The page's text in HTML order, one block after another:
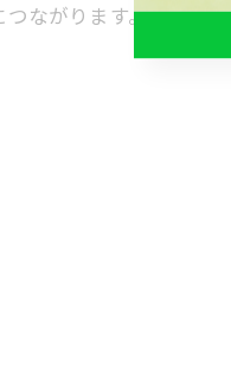
ながります。